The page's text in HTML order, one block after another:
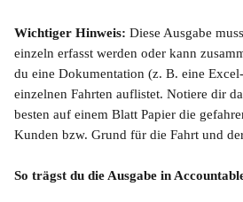
Wichtiger Hinweis: Diese Ausgabe
einzeln erfasst werden oder kann
du eine Dokumentation (z. B. eine
einzelnen Fahrten auflistet. Notiere dir
besten auf einem Blatt Papier die
Kunden bzw. Grund für die Fahrt und
So trägst du die Ausgabe in